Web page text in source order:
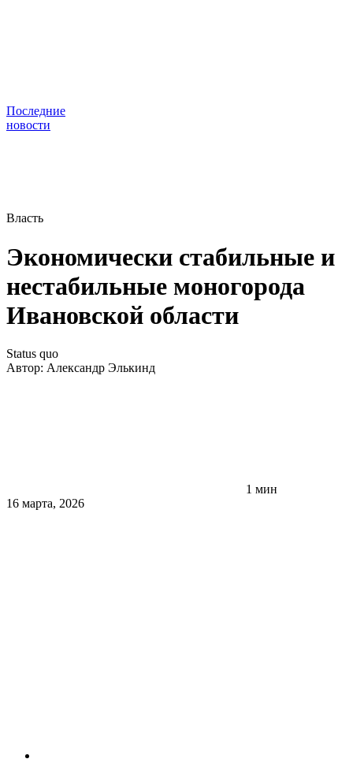
Последние
новости
Власть
Экономически стабильные и
нестабильные моногорода
Ивановской области
Status quo
Автор: Александр Элькинд
1 мин
16 марта, 2026